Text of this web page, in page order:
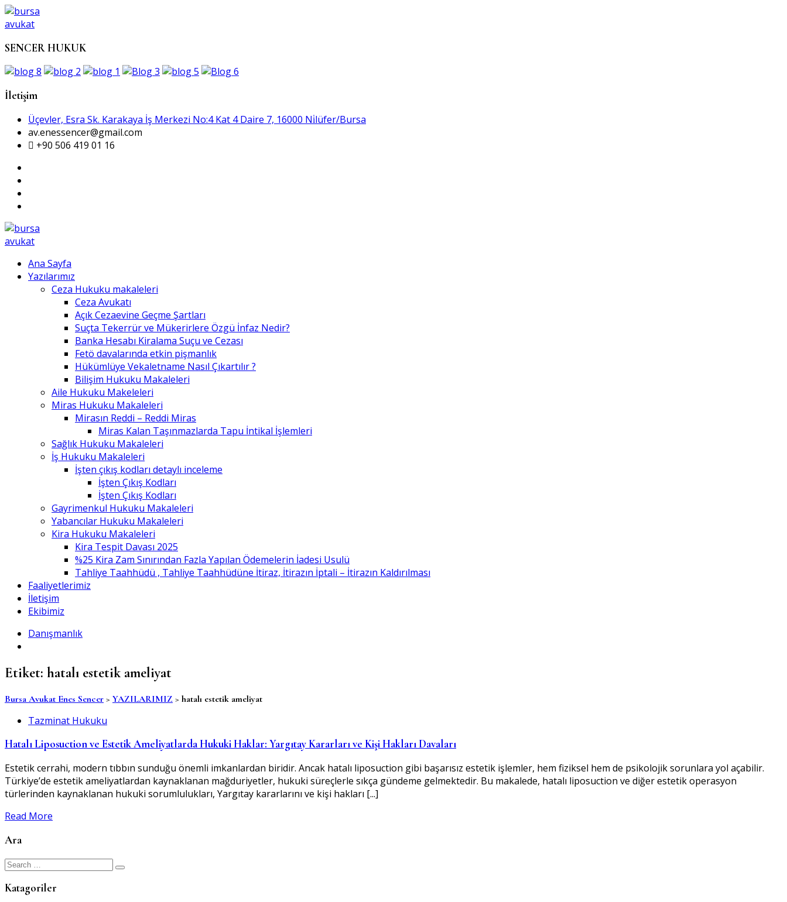
SENCER HUKUK
İletişim
Üçevler, Esra Sk. Karakaya İş Merkezi No:4 Kat 4 Daire 7, 16000 Ni̇lüfer/Bursa
av.enessencer@gmail.com
+90 506 419 01 16
Ana Sayfa
Yazılarımız
Ceza Hukuku makaleleri
Ceza Avukatı
Açık Cezaevine Geçme Şartları
Suçta Tekerrür ve Mükerirlere Özgü İnfaz Nedir?
Banka Hesabı Kiralama Suçu ve Cezası
Fetö davalarında etkin pişmanlık
Hükümlüye Vekaletname Nasıl Çıkartılır ?
Bilişim Hukuku Makaleleri
Aile Hukuku Makeleleri
Miras Hukuku Makaleleri
Mirasın Reddi – Reddi Miras
Miras Kalan Taşınmazlarda Tapu İntikal İşlemleri
Sağlık Hukuku Makaleleri
İş Hukuku Makaleleri
İşten çıkış kodları detaylı inceleme
İşten Çıkış Kodları
İşten Çıkış Kodları
Gayrimenkul Hukuku Makaleleri
Yabancılar Hukuku Makaleleri
Kira Hukuku Makaleleri
Kira Tespit Davası 2025
%25 Kira Zam Sınırından Fazla Yapılan Ödemelerin İadesi Usulü
Tahliye Taahhüdü , Tahliye Taahhüdüne İtiraz, İtirazın İptali – İtirazın Kaldırılması
Faaliyetlerimiz
İletişim
Ekibimiz
Danışmanlık
Etiket: hatalı estetik ameliyat
Bursa Avukat Enes Sencer > YAZILARIMIZ > hatalı estetik ameliyat
Tazminat Hukuku
Hatalı Liposuction ve Estetik Ameliyatlarda Hukuki Haklar: Yargıtay Kararları ve Kişi Hakları Davaları
Estetik cerrahi, modern tıbbın sunduğu önemli imkanlardan biridir. Ancak hatalı liposuction gibi başarısız estetik işlemler, hem fiziksel hem de psikolojik sorunlara yol açabilir.
Türkiye’de estetik ameliyatlardan kaynaklanan mağduriyetler, hukuki süreçlerle sıkça gündeme gelmektedir. Bu makalede, hatalı liposuction ve diğer estetik operasyon
türlerinden kaynaklanan hukuki sorumlulukları, Yargıtay kararlarını ve kişi hakları [...]
Read More
Ara
Search
Katagoriler